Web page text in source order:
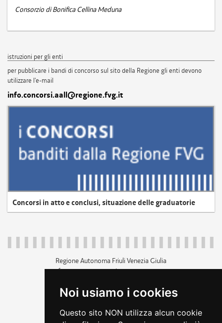
Noi usiamo i cookies
Questo sito NON utilizza alcun cookie
Consorzio di Bonifica Cellina Meduna
istruzioni per gli enti
per pubblicare i bandi di concorso sul sito della Regione gli enti devono
utilizzare l'e-mail
info.concorsi.aall@regione.fvg.it
Concorsi in atto e conclusi, situazione delle graduatorie
Regione Autonoma Friuli Venezia Giulia
c.f. 80014930327; p.iva 00526040324
+39 040 3771111